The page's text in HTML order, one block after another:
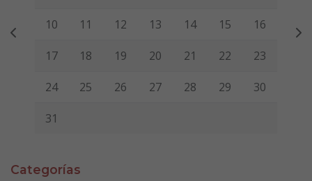
10 11 12 13 14 15 16
17 18 19 20 21 22 23
24 25 26 27 28 29 30
31
Categorías